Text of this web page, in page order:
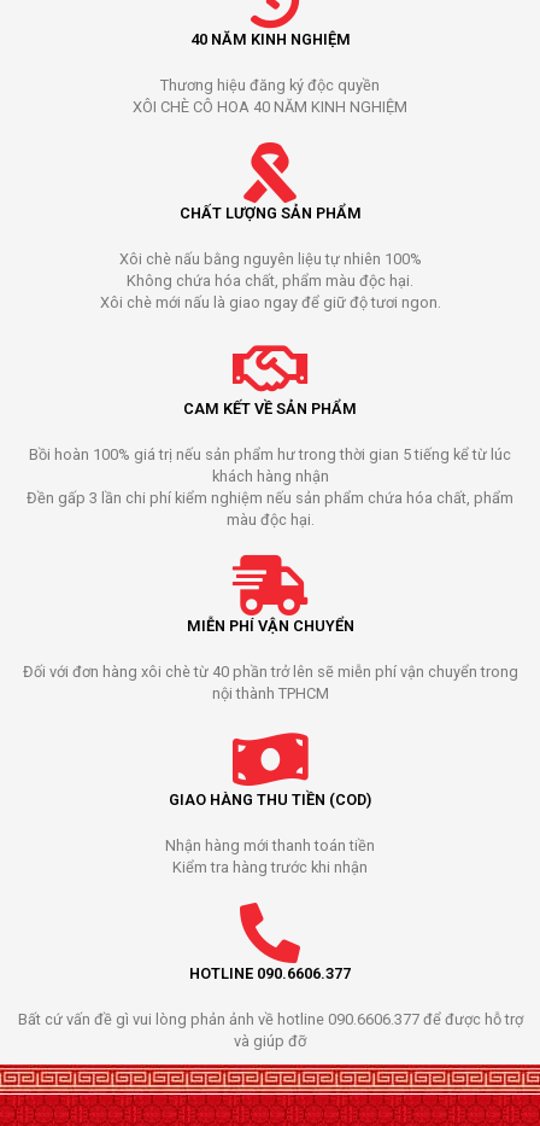
40 NĂM KINH NGHIỆM
Thương hiệu đăng ký độc quyền
XÔI CHÈ CÔ HOA 40 NĂM KINH NGHIỆM
CHẤT LƯỢNG SẢN PHẨM
Xôi chè nấu bằng nguyên liệu tự nhiên 100%
Không chứa hóa chất, phẩm màu độc hại.
Xôi chè mới nấu là giao ngay để giữ độ tươi ngon.
CAM KẾT VỀ SẢN PHẨM
Bồi hoàn 100% giá trị nếu sản phẩm hư trong thời gian 5 tiếng kể từ lúc
khách hàng nhận
Đền gấp 3 lần chi phí kiểm nghiệm nếu sản phẩm chứa hóa chất, phẩm
màu độc hại.
MIỄN PHÍ VẬN CHUYỂN
Đối với đơn hàng xôi chè từ 40 phần trở lên sẽ miễn phí vận chuyển trong
nội thành TPHCM
GIAO HÀNG THU TIỀN (COD)
Nhận hàng mới thanh toán tiền
Kiểm tra hàng trước khi nhận
HOTLINE 090.6606.377
Bất cứ vấn đề gì vui lòng phản ảnh về hotline 090.6606.377 để được hỗ trợ
và giúp đỡ